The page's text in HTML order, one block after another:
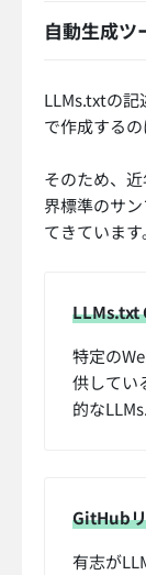
自動生成ツ
LLMs.txtの記
で作成する
そのため、
界標準のサ
てきています
LLMs.txt
特定の
供してい
的な
GitHub
有志が